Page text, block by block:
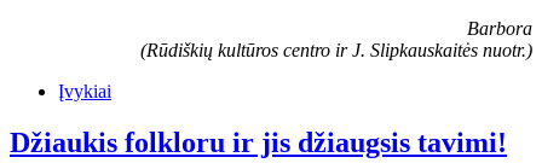
Barbora
(Rūdiškių kultūros centro ir J. Slipkauskaitės nuotr.)
Įvykiai
Džiaukis folkloru ir jis džiaugsis tavimi!